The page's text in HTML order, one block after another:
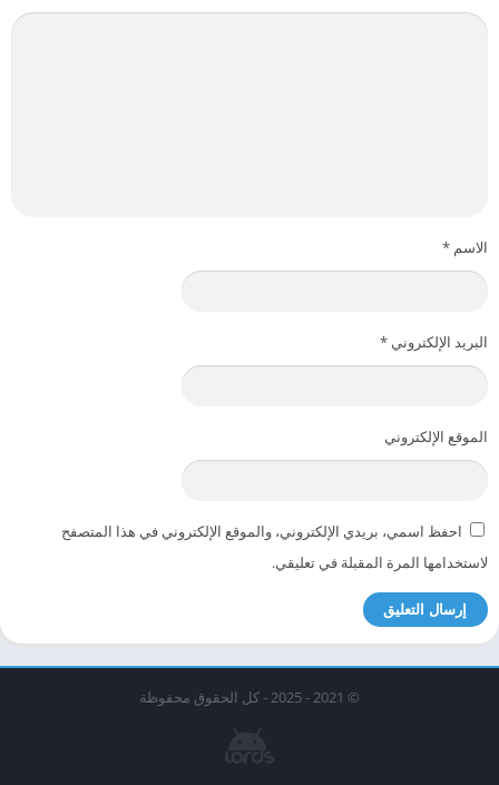
الاسم *
البريد الإلكتروني *
الموقع الإلكتروني
احفظ اسمي، بريدي الإلكتروني، والموقع الإلكتروني في هذا المتصفح
لاستخدامها المرة المقبلة في تعليقي.
© 2021 - 2025 - كل الحقوق محفوظة